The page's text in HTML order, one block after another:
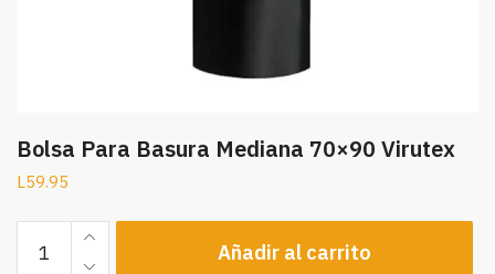
Bolsa Para Basura Mediana 70×90 Virutex
L59.95
Para
Añadir al carrito